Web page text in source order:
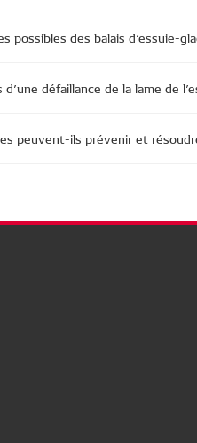
possibles des balais d’essuie-
défaillance de la lame de
peuvent-ils prévenir et